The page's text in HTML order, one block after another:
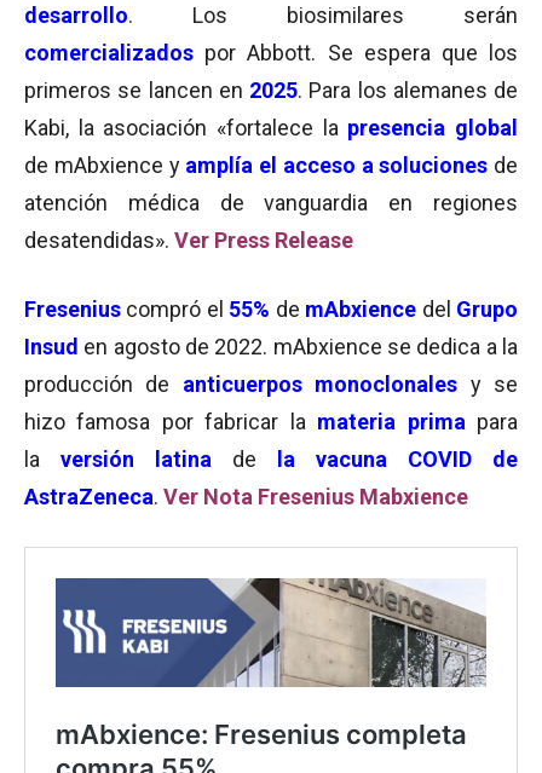
desarrollo. Los biosimilares serán
comercializados por Abbott. Se espera que los
primeros se lancen en 2025. Para los alemanes de
Kabi, la asociación «fortalece la presencia global
de mAbxience y amplía el acceso a soluciones de
atención médica de vanguardia en regiones
desatendidas». Ver Press Release
Fresenius compró el 55% de mAbxience del Grupo
Insud en agosto de 2022. mAbxience se dedica a la
producción de anticuerpos monoclonales y se
hizo famosa por fabricar la materia prima para
la versión latina de
la vacuna COVID de
AstraZeneca. Ver Nota Fresenius Mabxience